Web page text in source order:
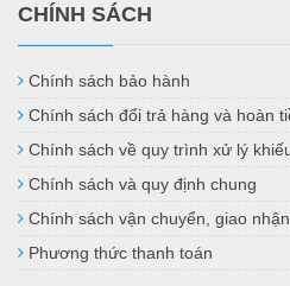
CHÍNH SÁCH
Chính sách bảo hành
Chính sách đổi trả hàng và hoàn
Chính sách về quy trình xử lý
Chính sách và quy định chung
Chính sách vận chuyển, giao nhận
Phương thức thanh toán